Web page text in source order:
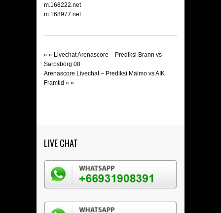
m.168222.net
m.168977.net
« « Livechat Arenascore – Prediksi Brann vs
Sarpsborg 08
Arenascore Livechat – Prediksi Malmo vs AIK
Framtid » »
LIVE CHAT